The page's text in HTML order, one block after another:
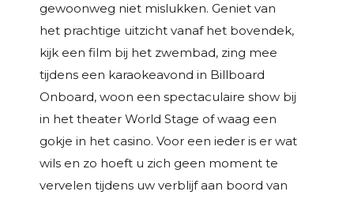
gewoonweg niet mislukken. Geniet van
het prachtige uitzicht vanaf het bovendek,
kijk een film bij het zwembad, zing mee
tijdens een karaokeavond in Billboard
Onboard, woon een spectaculaire show bij
in het theater World Stage of waag een
gokje in het casino. Voor een ieder is er wat
wils en zo hoeft u zich geen moment te
vervelen tijdens uw verblijf aan boord van